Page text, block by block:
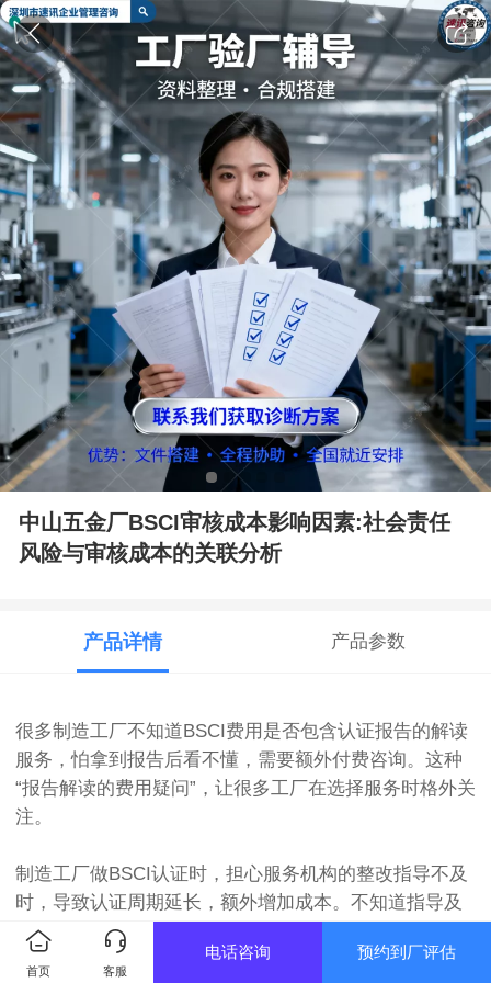
中山五金厂BSCI审核成本影响因素:社会责任
风险与审核成本的关联分析
产品详情 产品参数
很多制造工厂不知道BSCI费用是否包含认证报告的解读
服务，怕拿到报告后看不懂，需要额外付费咨询。这种
“报告解读的费用疑问”，让很多工厂在选择服务时格外关
注。
制造工厂做BSCI认证时，担心服务机构的整改指导不及
时，导致认证周期延长，额外增加成本。不知道指导及
时性与费用的关系，也怕及时指导的服务费用过高，这
种“指导及时性与费用的平衡难题”，让很多工厂难以选
首页 客服
电话咨询 预约到厂评估